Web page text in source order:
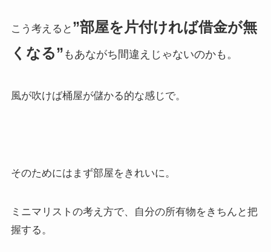
こう考えると ”部屋を片付ければ借金が無
くなる” もあながち間違えじゃないのかも。
風が吹けば桶屋が儲かる的な感じで。
そのためにはまず部屋をきれいに。
ミニマリストの考え方で、自分の所有物をきちんと把
握する。